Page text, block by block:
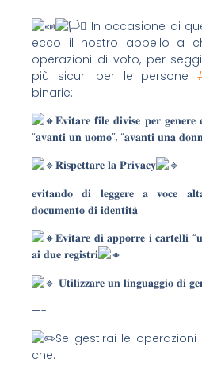
In occasione di
ecco il nostro appello a
operazioni di voto, per
più sicuri per le persone
binarie:
𝐄𝐯𝐢𝐭𝐚𝐫𝐞 𝐟𝐢𝐥𝐞 𝐝𝐢𝐯𝐢𝐬𝐞 𝐩𝐞𝐫
“𝐚𝐯𝐚𝐧𝐭𝐢 𝐮𝐧 𝐮𝐨𝐦𝐨”, “𝐚𝐯𝐚𝐧𝐭𝐢 𝐮𝐧𝐚
𝐑𝐢𝐬𝐩𝐞𝐭𝐭𝐚𝐫𝐞 𝐥𝐚 𝐏𝐫𝐢𝐯𝐚𝐜𝐲
𝐞𝐯𝐢𝐭𝐚𝐧𝐝𝐨 𝐝𝐢 𝐥𝐞𝐠𝐠𝐞𝐫𝐞 𝐚 𝐯𝐨𝐜𝐞
𝐝𝐨𝐜𝐮𝐦𝐞𝐧𝐭𝐨 𝐝𝐢 𝐢𝐝𝐞𝐧𝐭𝐢𝐭𝐚̀
𝐄𝐯𝐢𝐭𝐚𝐫𝐞 𝐝𝐢 𝐚𝐩𝐩𝐨𝐫𝐫𝐞 𝐢 𝐜𝐚𝐫𝐭𝐞𝐥𝐥𝐢
𝐚𝐢 𝐝𝐮𝐞 𝐫𝐞𝐠𝐢𝐬𝐭𝐫𝐢
𝐔𝐭𝐢𝐥𝐢𝐳𝐳𝐚𝐫𝐞 𝐮𝐧 𝐥𝐢𝐧𝐠𝐮𝐚𝐠𝐠𝐢𝐨 𝐝𝐢
—-
Se gestirai le
che: